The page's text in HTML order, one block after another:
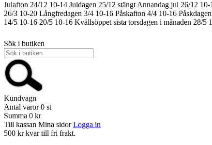
Julafton 24/12 10-14 Juldagen 25/12 stängt Annandag jul 26/12 10-
26/3 10-20 Långfredagen 3/4 10-16 Påskafton 4/4 10-16
14/5 10-16 20/5 10-16 Kvällsöppet sista torsdagen i månaden 28/5
Sök i butiken
Kundvagn
Antal varor 0 st
Summa 0 kr
Till kassan Mina sidor Logga in
500 kr kvar till fri frakt.